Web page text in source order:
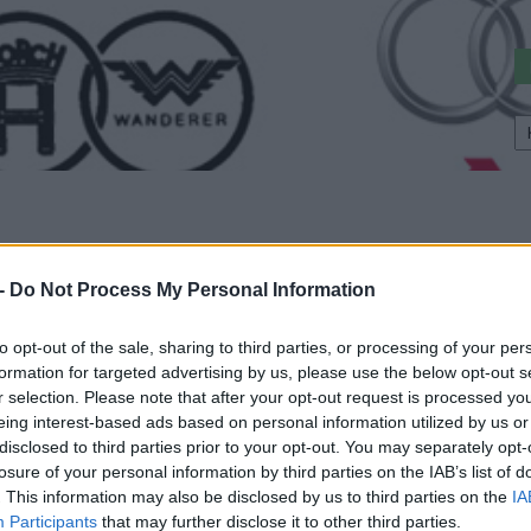
Do Not Process My Personal Information
opt-out of the sale, sharing to third parties, or processing of your
for targeted advertising by us, please use the below opt-out
selection. Please note that after your opt-out request is processed
interest-based ads based on personal information utilized by us
to third parties prior to your opt-out. You may separately
of your personal information by third parties on the IAB’s list of
This information may also be disclosed by us to third parties on the
Participants that may further disclose it to other third parties.
a Facebookon is!”
btn_align=”ubtn-
btn_hover=”ubtn-fade-bg”
btn_title_color_hover=”#06c100″ icon=”Defaults-facebook-
bottom” btn_shadow_color=”#3b5998″
Magyar Elektromos autó tippek és kérdések Facebook
btn_align=”ubtn-center”
fade-bg” btn_anim_effect=”ulta-shrink”